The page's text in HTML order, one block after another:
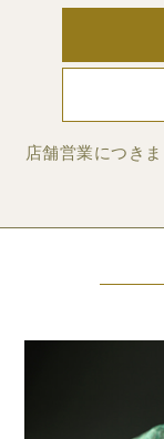
店舗営業につき